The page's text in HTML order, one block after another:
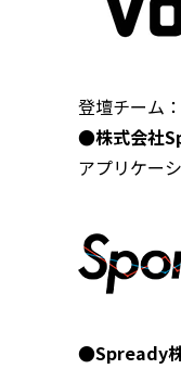
登壇チーム：
●株式会社
アプリケー
●Spready株